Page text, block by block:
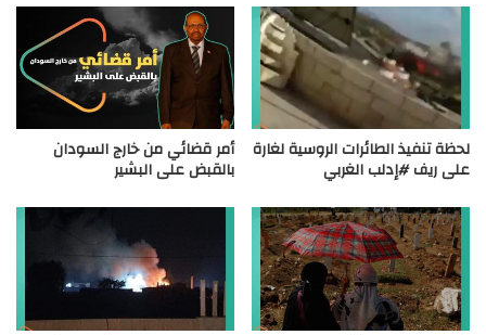
لحظة تنفيذ الطائرات الروسية لغارة
على ريف #إدلب الغربي
أمر قضائي من خارج السودان
بالقبض على البشير